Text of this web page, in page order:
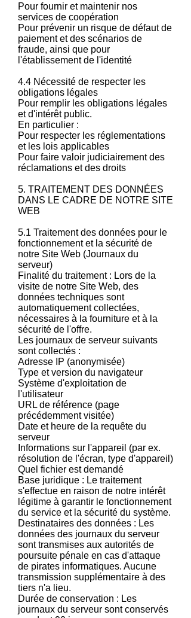
Pour fournir et maintenir nos
services de coopération
Pour prévenir un risque de défaut de
paiement et des scénarios de
fraude, ainsi que pour
l'établissement de l'identité
4.4 Nécessité de respecter les
obligations légales
Pour remplir les obligations légales
et d'intérêt public.
En particulier :
Pour respecter les réglementations
et les lois applicables
Pour faire valoir judiciairement des
réclamations et des droits
5. TRAITEMENT DES DONNÉES
DANS LE CADRE DE NOTRE SITE
WEB
5.1 Traitement des données pour le
fonctionnement et la sécurité de
notre Site Web (Journaux du
serveur)
Finalité du traitement : Lors de la
visite de notre Site Web, des
données techniques sont
automatiquement collectées,
nécessaires à la fourniture et à la
sécurité de l'offre.
Les journaux de serveur suivants
sont collectés :
Adresse IP (anonymisée)
Type et version du navigateur
Système d'exploitation de
l'utilisateur
URL de référence (page
précédemment visitée)
Date et heure de la requête du
serveur
Informations sur l'appareil (par ex.
résolution de l'écran, type d'appareil)
Quel fichier est demandé
Base juridique : Le traitement
s'effectue en raison de notre intérêt
légitime à garantir le fonctionnement
du service et la sécurité du système.
Destinataires des données : Les
données des journaux du serveur
sont transmises aux autorités de
poursuite pénale en cas d'attaque
de pirates informatiques. Aucune
transmission supplémentaire à des
tiers n'a lieu.
Durée de conservation : Les
journaux du serveur sont conservés